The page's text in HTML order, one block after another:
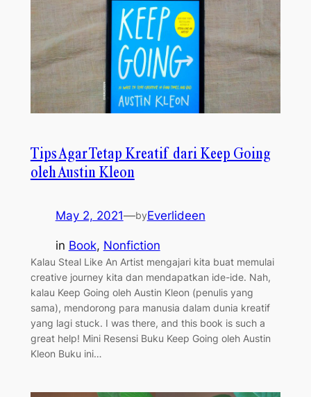
Tips Agar Tetap Kreatif dari Keep Going
oleh Austin Kleon
May 2, 2021—byEverlideen
in Book, Nonfiction
Kalau Steal Like An Artist mengajari kita buat memulai
creative journey kita dan mendapatkan ide-ide. Nah,
kalau Keep Going oleh Austin Kleon (penulis yang
sama), mendorong para manusia dalam dunia kreatif
yang lagi stuck. I was there, and this book is such a
great help! Mini Resensi Buku Keep Going oleh Austin
Kleon Buku ini…